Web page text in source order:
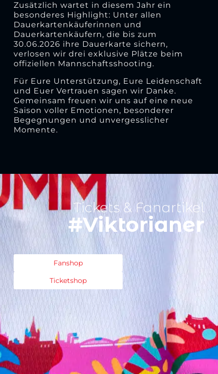
Zusätzlich wartet in diesem Jahr ein
besonderes Highlight: Unter allen
Dauerkartenkäuferinnen und
Dauerkartenkäufern, die bis zum
30.06.2026 ihre Dauerkarte sichern,
verlosen wir drei exklusive Plätze beim
offiziellen Mannschaftsshooting.
Für Eure Unterstützung, Eure Leidenschaft
und Euer Vertrauen sagen wir Danke.
Gemeinsam freuen wir uns auf eine neue
Saison voller Emotionen, besonderer
Begegnungen und unvergesslicher
Momente.
Tickets & Fanartikel
#Viktorianer
Fanshop
Ticketshop